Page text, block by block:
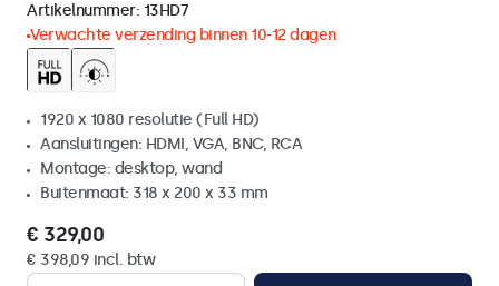
Artikelnummer: 13HD7
Verwachte verzending binnen 10-12 dagen
1920 x 1080 resolutie (Full HD)
Aansluitingen: HDMI, VGA, BNC, RCA
Montage: desktop, wand
Buitenmaat: 318 x 200 x 33 mm
€ 329,00
€ 398,09 incl. btw